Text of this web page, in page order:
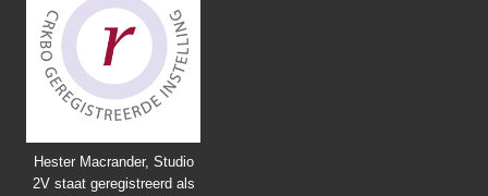
Hester Macrander, Studio
2V staat geregistreerd als